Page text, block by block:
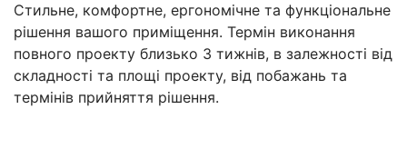
Стильне, комфортне, ергономічне та функціональне
рішення вашого приміщення. Термін виконання
повного проекту близько 3 тижнів, в залежності від
складності та площі проекту, від побажань та
термінів прийняття рішення.